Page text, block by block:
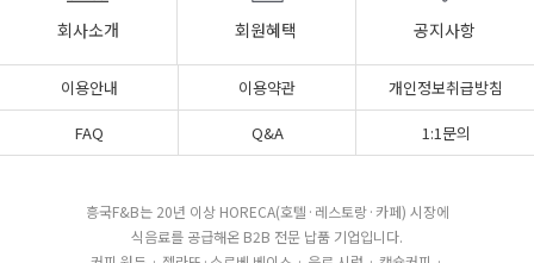
회사소개 회원혜택 공지사항
이용안내 이용약관
개인정보취급방침
FAQ
Q&A 1:1문의
흥국F&B는 20년 이상 HORECA(호텔·레스토랑·카페) 시장에
식음료를 공급해온 B2B 전문 납품 기업입니다.